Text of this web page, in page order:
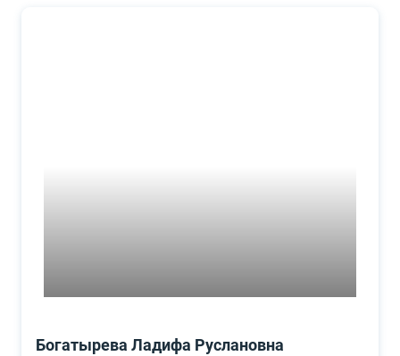
Богатырева Ладифа Руслановна